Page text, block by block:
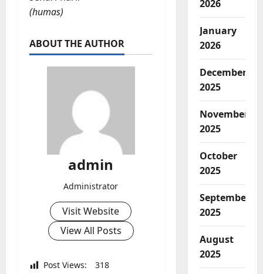
(humas)
ABOUT THE AUTHOR
admin
Administrator
Visit Website
View All Posts
Post Views: 318
2026
January
2026
December
2025
November
2025
October
2025
September
2025
August
2025